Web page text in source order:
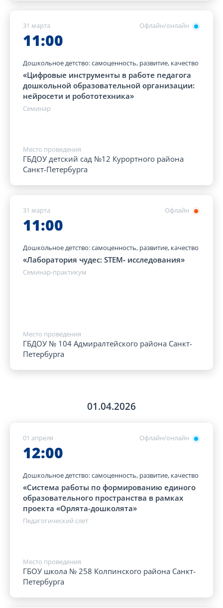
Офлайн/онлайн
31 марта
11:00
Дошкольное детство: самоценность, развитие, качество
«Цифровые инструменты в работе педагога
дошкольной образовательной организации:
нейросети и робототехника»
Семинар
Место проведения
ГБДОУ детский сад №12 Курортного района
Санкт-Петербурга
Офлайн
31 марта
11:00
Дошкольное детство: самоценность, развитие, качество
«Лаборатория чудес: STEM‑ исследования»
Семинар-практикум
Место проведения
ГБДОУ № 104 Адмиралтейского района Санкт-
Петербурга
01.04.2026
Офлайн/онлайн
01 апреля
12:00
Дошкольное детство: самоценность, развитие, качество
«Система работы по формированию единого
образовательного пространства в рамках
проекта «Орлята-дошколята»
Педагогический слет
Место проведения
ГБОУ школа № 258 Колпинского района Санкт-
Петербурга